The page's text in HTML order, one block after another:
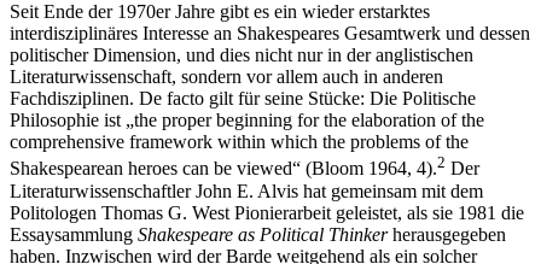
Seit Ende der 1970er Jahre gibt es ein wieder erstarktes
interdisziplinäres Interesse an Shakespeares Gesamtwerk und dessen
politischer Dimension, und dies nicht nur in der anglistischen
Literaturwissenschaft, sondern vor allem auch in anderen
Fachdisziplinen. De facto gilt für seine Stücke: Die Politische
Philosophie ist „the proper beginning for the elaboration of the
comprehensive framework within which the problems of the
Shakespearean heroes can be viewed“ (Bloom 1964, 4).2 Der
Literaturwissenschaftler John E. Alvis hat gemeinsam mit dem
Politologen Thomas G. West Pionierarbeit geleistet, als sie 1981 die
Essaysammlung Shakespeare as Political Thinkerherausgegeben
haben. Inzwischen wird der Barde weitgehend als ein solcher